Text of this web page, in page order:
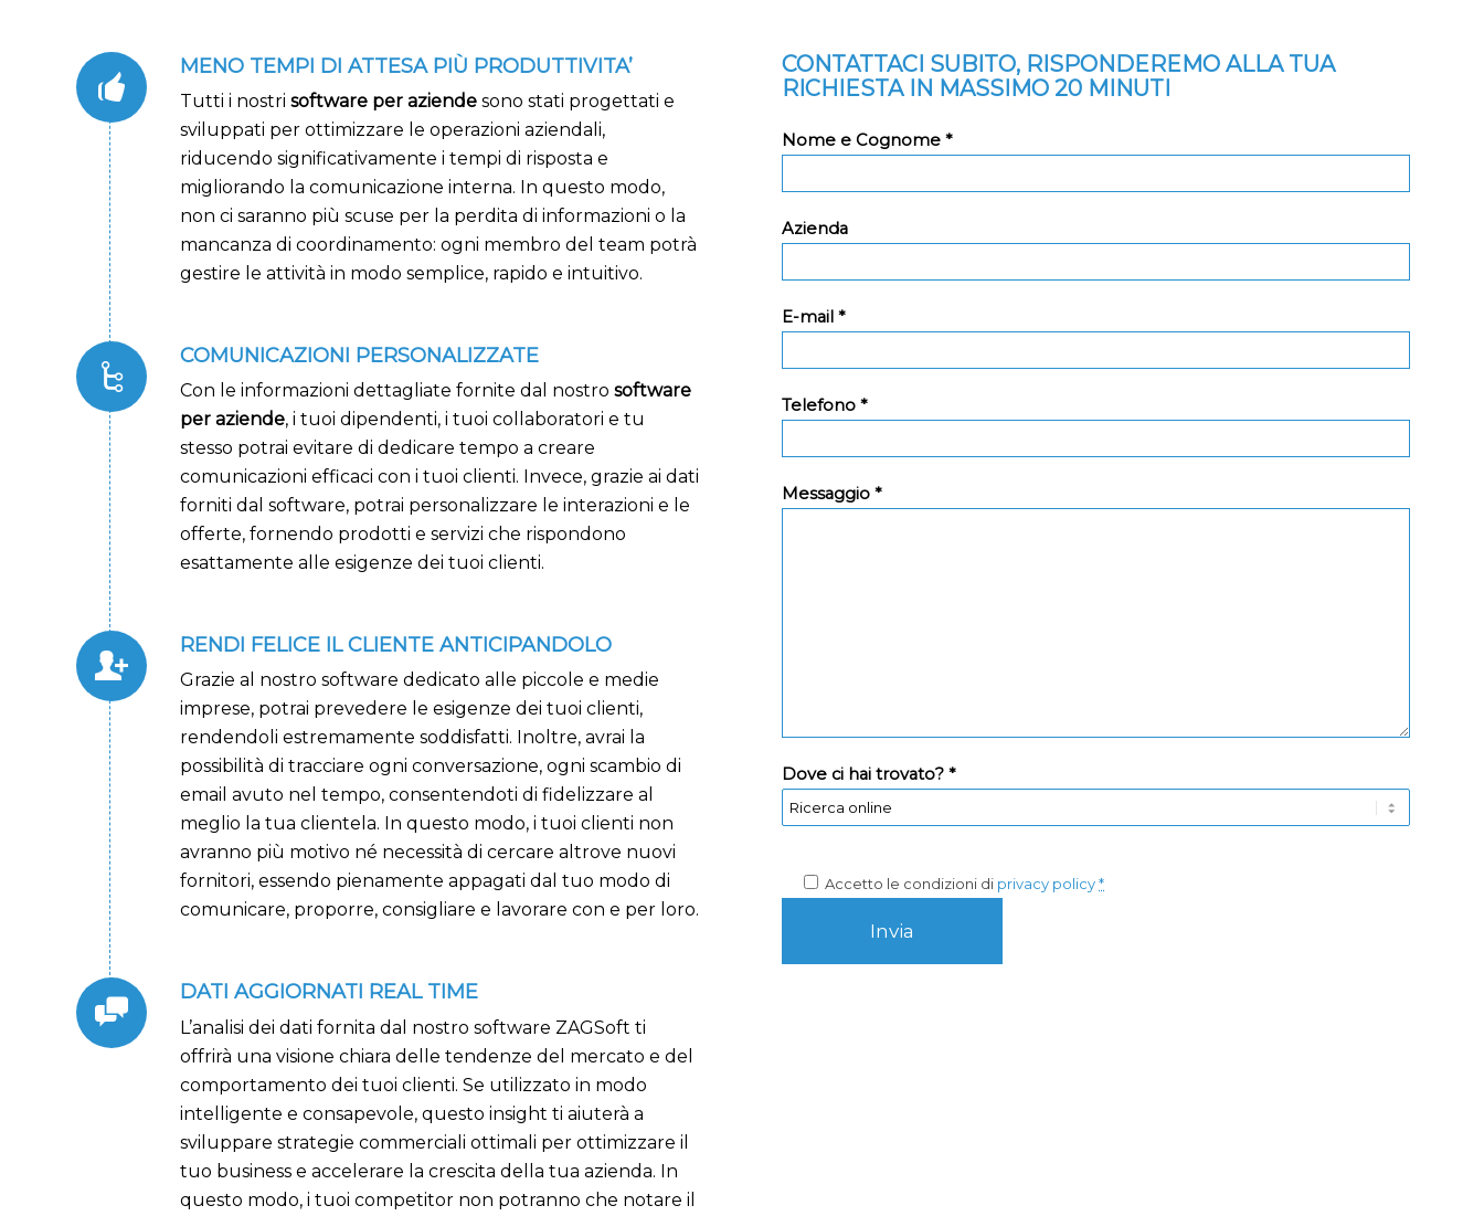
MENO TEMPI DI ATTESA PIÙ PRODUTTIVITA’
Tutti i nostri software per aziende sono stati progettati e
sviluppati per ottimizzare le operazioni aziendali,
riducendo significativamente i tempi di risposta e
migliorando la comunicazione interna. In questo modo,
non ci saranno più scuse per la perdita di informazioni o la
mancanza di coordinamento: ogni membro del team potrà
gestire le attività in modo semplice, rapido e intuitivo.
COMUNICAZIONI PERSONALIZZATE
Con le informazioni dettagliate fornite dal nostro software
per aziende, i tuoi dipendenti, i tuoi collaboratori e tu
stesso potrai evitare di dedicare tempo a creare
comunicazioni efficaci con i tuoi clienti. Invece, grazie ai dati
forniti dal software, potrai personalizzare le interazioni e le
offerte, fornendo prodotti e servizi che rispondono
esattamente alle esigenze dei tuoi clienti.
RENDI FELICE IL CLIENTE ANTICIPANDOLO
Grazie al nostro software dedicato alle piccole e medie
imprese, potrai prevedere le esigenze dei tuoi clienti,
rendendoli estremamente soddisfatti. Inoltre, avrai la
possibilità di tracciare ogni conversazione, ogni scambio di
email avuto nel tempo, consentendoti di fidelizzare al
meglio la tua clientela. In questo modo, i tuoi clienti non
avranno più motivo né necessità di cercare altrove nuovi
fornitori, essendo pienamente appagati dal tuo modo di
comunicare, proporre, consigliare e lavorare con e per loro.
DATI AGGIORNATI REAL TIME
L’analisi dei dati fornita dal nostro software ZAGSoft ti
offrirà una visione chiara delle tendenze del mercato e del
comportamento dei tuoi clienti. Se utilizzato in modo
intelligente e consapevole, questo insight ti aiuterà a
sviluppare strategie commerciali ottimali per ottimizzare il
tuo business e accelerare la crescita della tua azienda. In
questo modo, i tuoi competitor non potranno che notare il
CONTATTACI SUBITO, RISPONDEREMO ALLA TUA
RICHIESTA IN MASSIMO 20 MINUTI
Nome e Cognome *
Azienda
E-mail *
Telefono *
Messaggio *
Dove ci hai trovato? *
Accetto le condizioni di privacy policy *